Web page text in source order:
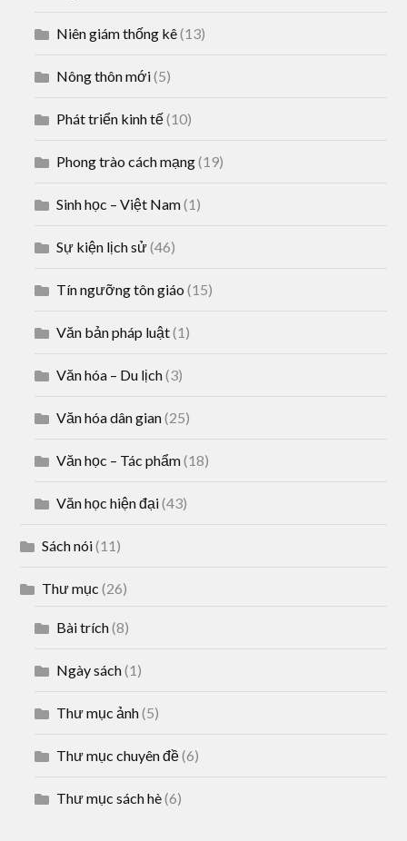
Niên giám thống kê(13)
Nông thôn mới(5)
Phát triển kinh tế(10)
Phong trào cách mạng(19)
Sinh học – Việt Nam(1)
Sự kiện lịch sử(46)
Tín ngưỡng tôn giáo (15)
Văn bản pháp luật(1)
Văn hóa – Du lịch(3)
Văn hóa dân gian(25)
Văn học – Tác phẩm(18)
Văn học hiện đại(43)
Sách nói(11)
Thư mục (26)
Bài trích(8)
Ngày sách(1)
Thư mục ảnh(5)
Thư mục chuyên đề(6)
Thư mục sách hè(6)